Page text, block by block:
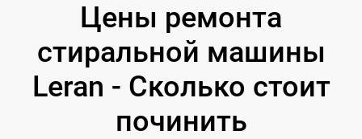
Цены ремонта
стиральной машины
Leran - Сколько стоит
починить